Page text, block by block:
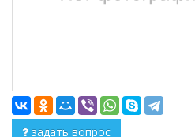
задать вопрос